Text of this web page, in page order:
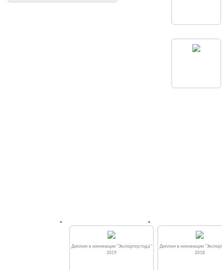
Диплом в номинации "Экспортер года"
2019
Диплом в номинации
2018